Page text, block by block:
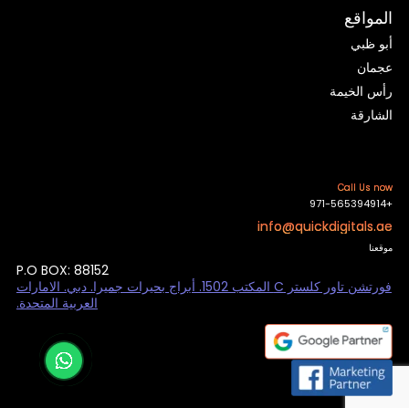
المواقع
أبو ظبي
عجمان
رأس الخيمة
الشارقة
Call Us now
+971-565394914
info@quickdigitals.ae
موقعنا
P.O BOX: 88152
فورتشن تاور كلستر C المكتب 1502. أبراج بحيرات جميرا. دبي. الامارات
العربية المتحدة.